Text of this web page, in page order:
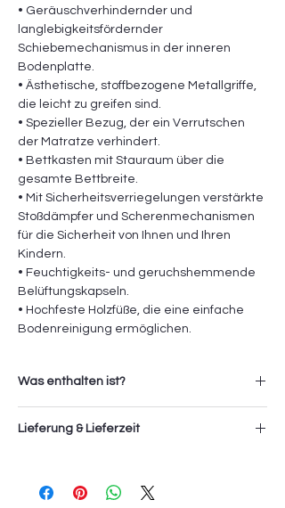
• Geräuschverhindernder und
langlebigkeitsfördernder
Schiebemechanismus in der inneren
Bodenplatte.
• Ästhetische, stoffbezogene Metallgriffe,
die leicht zu greifen sind.
• Spezieller Bezug, der ein Verrutschen
der Matratze verhindert.
• Bettkasten mit Stauraum über die
gesamte Bettbreite.
• Mit Sicherheitsverriegelungen verstärkte
Stoßdämpfer und Scherenmechanismen
für die Sicherheit von Ihnen und Ihren
Kindern.
• Feuchtigkeits- und geruchshemmende
Belüftungskapseln.
• Hochfeste Holzfüße, die eine einfache
Bodenreinigung ermöglichen.
Was enthalten ist?
1x Signature Kopfteil
Lieferung & Lieferzeit
Servicegebühr (Transport und Montage)